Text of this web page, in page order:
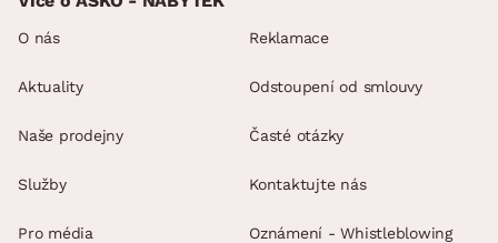
O nás
Aktuality
Naše prodejny
Služby
Pro média
Reklamace
Odstoupení od smlouvy
Časté otázky
Kontaktujte nás
Oznámení - Whistleblowing